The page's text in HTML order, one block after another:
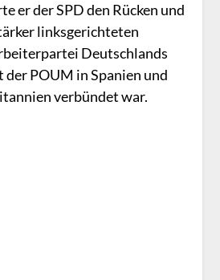
er der SPD den Rücken und
linksgerichteten
Deutschlands
der POUM in Spanien und
verbündet war.